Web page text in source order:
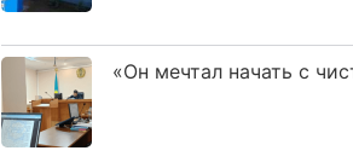
«Он мечтал начать с